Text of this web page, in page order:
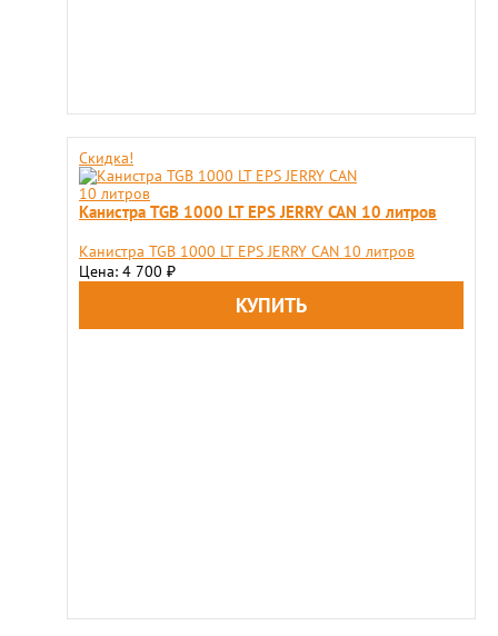
Скидка!
Канистра TGB 1000 LT EPS JERRY CAN 10 литров
Канистра TGB 1000 LT EPS JERRY CAN 10 литров
Цена: 4 700 ₽